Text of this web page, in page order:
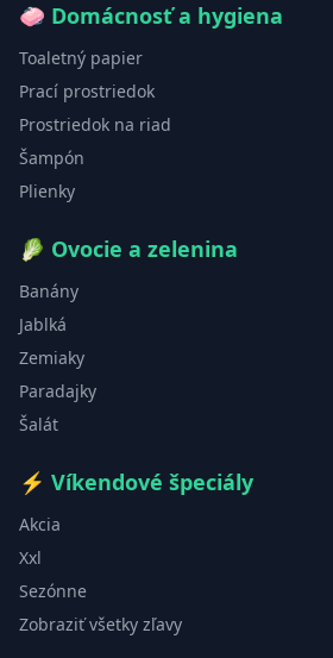
🧼 Domácnosť a hygiena
Toaletný papier
Prací prostriedok
Prostriedok na riad
Šampón
Plienky
🥬 Ovocie a zelenina
Banány
Jablká
Zemiaky
Paradajky
Šalát
⚡ Víkendové špeciály
Akcia
Xxl
Sezónne
Zobraziť všetky zľavy